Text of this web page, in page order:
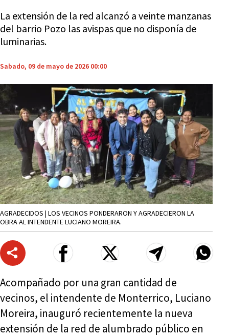
La extensión de la red alcanzó a veinte manzanas
del barrio Pozo las avispas que no disponía de
luminarias.
Sabado, 09 de mayo de 2026 00:00
AGRADECIDOS | LOS VECINOS PONDERARON Y AGRADECIERON LA
OBRA AL INTENDENTE LUCIANO MOREIRA.
Acompañado por una gran cantidad de
vecinos, el intendente de Monterrico, Luciano
Moreira, inauguró recientemente la nueva
extensión de la red de alumbrado público en